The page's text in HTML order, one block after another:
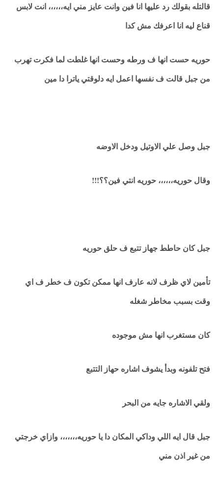
قالتله بقولك رد عليها انا فين وانت عايز مني ايه،،،،،، انت لابس
قناع ليه انا اعرفك مش كدا
حوريه حست انها ف ورطه وحست انها غلطت لما فكرت تهرب
من جبل قالت ف نفسها اعمل ايه دلوقتي ياترا دا مين
جبل وصل علي الاوتيل ودخل الاوضه
وقال حوريه،،،،،، حوريه انتي فين؟؟!!!
جبل كان حاطط جهاز تتبع ف حلق حوريه
تأمين لاي ظرف لانه عارف انها ممكن تكون ف خطر ف اي
وقت بسبب مخاطر شغله
كان مستغرب انها مش موجوده
فتح تلفونه وبدأ يشوف اشاره حهاز التتبع
ولقي الاشاره جايه من البحر
جبل قال ايه اللي وداكي المكان دا يا حوريه،،،،،،، وازاي خرجتي
من غير اذن مني